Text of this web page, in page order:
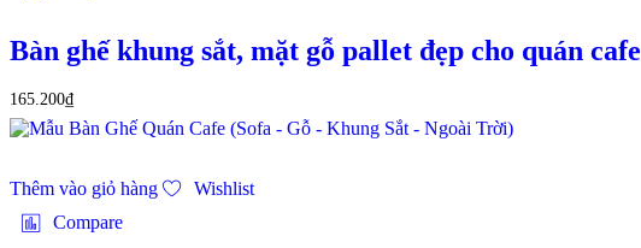
Bàn ghế khung sắt, mặt gỗ pallet đẹp cho quán cafe
165.200₫
Thêm vào giỏ hàng
Wishlist
Compare